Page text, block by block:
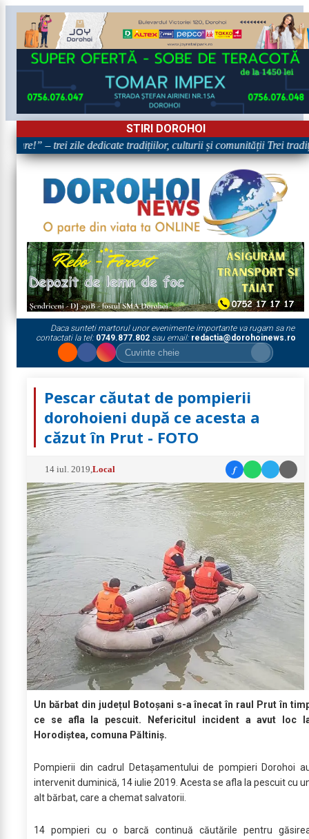
STIRI DOROHOI
– trei zile dedicate tradițiilor, culturii și comunității Trei
Daca sunteti martorul unor evenimente importante va rugam sa ne
contactati la tel: 0749.877.802sau email: redactia@dorohoinews.ro
Pescar căutat de pompierii
dorohoieni după ce acesta a
căzut în Prut - FOTO
14 iul. 2019 ,Local f
Un bărbat din județul Botoșani s-a înecat în raul Prut în
ce se afla la pescuit. Nefericitul incident a avut loc
Horodiștea, comuna Păltiniș.
Pompierii din cadrul Detașamentului de pompieri Dorohoi
intervenit duminică, 14 iulie 2019. Acesta se afla la pescuit cu
alt bărbat, care a chemat salvatorii.
14 pompieri cu o barcă continuă căutările pentru